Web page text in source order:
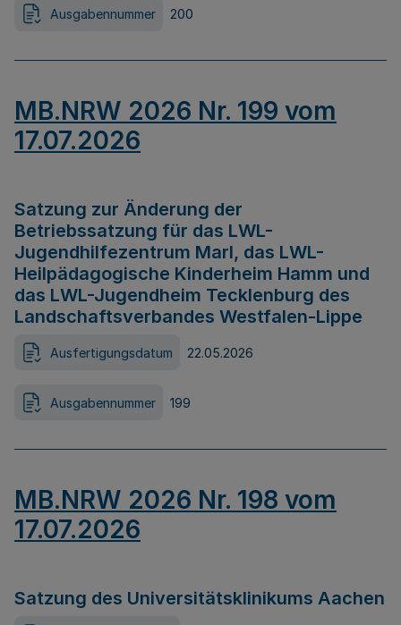
Ausgabennummer 200
MB.NRW 2026 Nr. 199 vom
17.07.2026
Satzung zur Änderung der
Betriebssatzung für das LWL-
Jugendhilfezentrum Marl, das LWL-
Heilpädagogische Kinderheim Hamm und
das LWL-Jugendheim Tecklenburg des
Landschaftsverbandes Westfalen-Lippe
Ausfertigungsdatum 22.05.2026
Ausgabennummer 199
MB.NRW 2026 Nr. 198 vom
17.07.2026
Satzung des Universitätsklinikums Aachen